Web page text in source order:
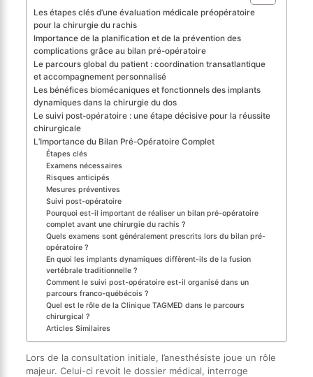
Les étapes clés d’une évaluation médicale préopératoire
pour la chirurgie du rachis
Importance de la planification et de la prévention des
complications grâce au bilan pré-opératoire
Le parcours global du patient : coordination transatlantique
et accompagnement personnalisé
Les bénéfices biomécaniques et fonctionnels des implants
dynamiques dans la chirurgie du dos
Le suivi post-opératoire : une étape décisive pour la réussite
chirurgicale
L’Importance du Bilan Pré-Opératoire Complet
Étapes clés
Examens nécessaires
Risques anticipés
Mesures préventives
Suivi post-opératoire
Pourquoi est-il important de réaliser un bilan pré-opératoire
complet avant une chirurgie du rachis ?
Quels examens sont généralement prescrits lors du bilan pré-
opératoire ?
En quoi les implants dynamiques diffèrent-ils de la fusion
vertébrale traditionnelle ?
Comment le suivi post-opératoire est-il organisé dans un
parcours franco-québécois ?
Quel est le rôle de la Clinique TAGMED dans le parcours
chirurgical ?
Articles Similaires
Lors de la consultation initiale, l’anesthésiste joue un rôle
majeur. Celui-ci revoit le dossier médical, interroge